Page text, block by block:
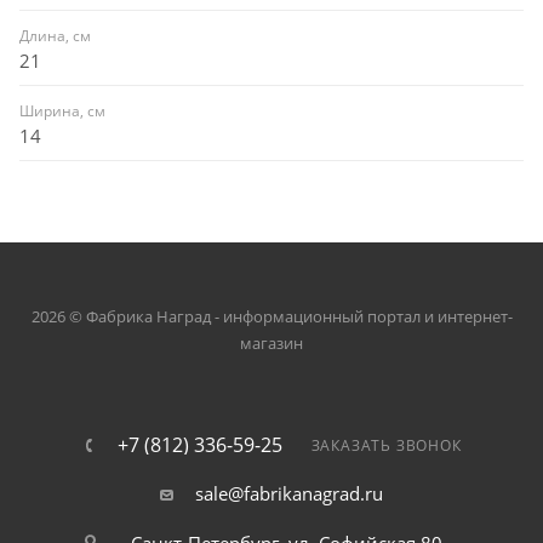
Длина, см
21
Ширина, см
14
2026 © Фабрика Наград - информационный портал и интернет-
магазин
+7 (812) 336-59-25 ЗАКАЗАТЬ ЗВОНОК
sale@fabrikanagrad.ru